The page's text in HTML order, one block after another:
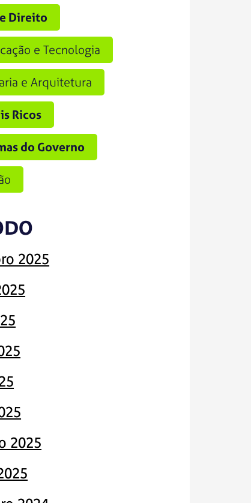
Direito
e Tecnologia
e Arquitetura
Ricos
do Governo
2025
2025